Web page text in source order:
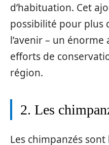
d’habituation. Cet
possibilité pour plus
l’avenir – un
efforts de
région.
2. Les
Les chimpanzés sont